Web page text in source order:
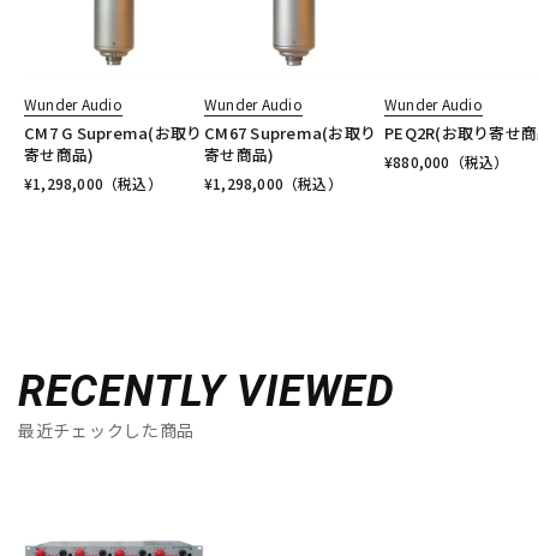
Wunder Audio
CM7 G Suprema(お取り
寄せ商品)
¥1,298,000 （税込）
Wunder Audio
CM67 Suprema(お取り
寄せ商品)
¥1,298,000 （税込）
Wunder Audio
PEQ2R(お取り寄せ
¥880,000 （税込）
RECENTLY VIEWED
最近チェックした商品